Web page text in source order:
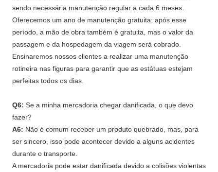
sendo necessária manutenção regular a cada 6 meses.
Oferecemos um ano de manutenção gratuita; após esse
período, a mão de obra também é gratuita, mas o valor da
passagem e da hospedagem da viagem será cobrado.
Ensinaremos nossos clientes a realizar uma manutenção
rotineira nas figuras para garantir que as estátuas estejam
perfeitas todos os dias.
Q6: Se a minha mercadoria chegar danificada, o que devo
fazer?
A6: Não é comum receber um produto quebrado, mas, para
ser sincero, isso pode acontecer devido a alguns acidentes
durante o transporte.
A mercadoria pode estar danificada devido a colisões violentas